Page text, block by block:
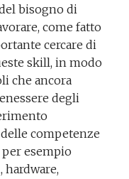
bisogno di
come fatto
cercare di
skill, in modo
che ancora
degli
competenze
esempio